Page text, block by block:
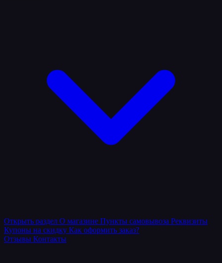
Открыть раздел О магазине Пункты самовывоза Реквизиты
Купоны на скидку Как оформить заказ?
Отзывы Контакты